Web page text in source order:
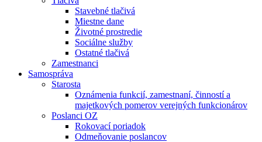
Stavebné tlačivá
Miestne dane
Životné prostredie
Sociálne služby
Ostatné tlačivá
Zamestnanci
Samospráva
Starosta
Oznámenia funkcií, zamestnaní, činností a
majetkových pomerov verejných funkcionárov
Poslanci OZ
Rokovací poriadok
Odmeňovanie poslancov